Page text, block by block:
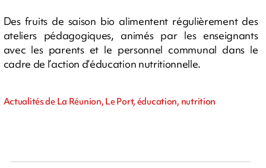
Des fruits de saison bio alimentent régulièrement des
ateliers pédagogiques, animés par les enseignants
avec les parents et le personnel communal dans le
cadre de l’action d’éducation nutritionnelle.
Actualités de La Réunion, Le Port, éducation, nutrition